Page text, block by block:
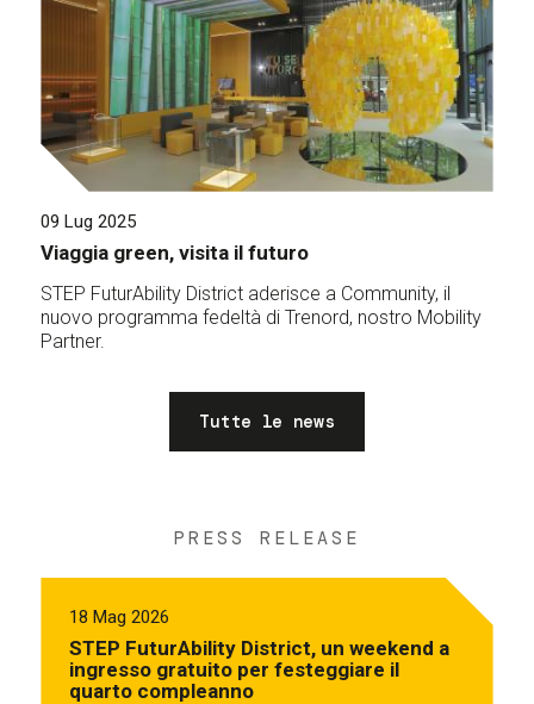
09 Lug 2025
Viaggia green, visita il futuro
STEP FuturAbility District aderisce a Community, il
nuovo programma fedeltà di Trenord, nostro Mobility
Partner.
Tutte le news
PRESS RELEASE
18 Mag 2026
STEP FuturAbility District, un weekend a
ingresso gratuito per festeggiare il
quarto compleanno